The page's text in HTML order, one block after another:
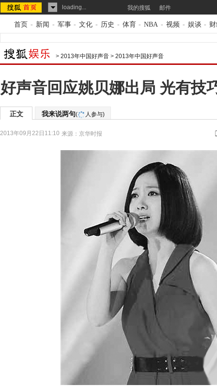
loading... 我的搜狐 邮件
首页 - 新闻 - 军事 - 文化 - 历史 - 体育 - NBA - 视频 - 娱谈 -
> 2013年中国好声音 > 2013年中国好声音
好声音回应姚贝娜出局 光有技
正文 我来说两句( 人参与)
2013年09月22日11:10 来源： 京华时报